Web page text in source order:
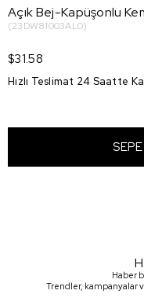
Açık Bej-Kapüşonlu
(23DW81003AL0)
$31.58
Hızlı Teslimat 24 Saatte
Haber
Trendler, kampanyalar